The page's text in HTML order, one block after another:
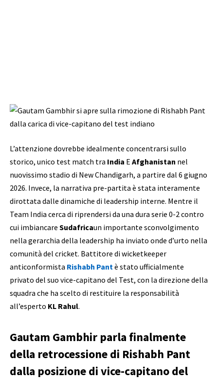
L’attenzione dovrebbe idealmente concentrarsi sullo
storico, unico test match tra India E Afghanistan nel
nuovissimo stadio di New Chandigarh, a partire dal 6 giugno
2026. Invece, la narrativa pre-partita è stata interamente
dirottata dalle dinamiche di leadership interne. Mentre il
Team India cerca di riprendersi da una dura serie 0-2 contro
cui imbiancare Sudafricaun importante sconvolgimento
nella gerarchia della leadership ha inviato onde d’urto nella
comunità del cricket. Battitore di wicketkeeper
anticonformista Rishabh Pantè stato ufficialmente
privato del suo vice-capitano del Test, con la direzione della
squadra che ha scelto di restituire la responsabilità
all’esperto KL Rahul.
Gautam Gambhir parla finalmente
della retrocessione di Rishabh Pant
dalla posizione di vice-capitano del